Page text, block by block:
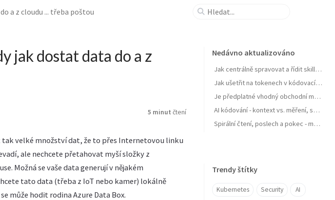
a z cloudu ... třeba poštou
jak dostat data do a z
5 minut čtení
velké množství dat, že to přes Internetovou linku
ale nechcete přetahovat myší složky z
Možná se vaše data generují v nějakém
tato data (třeba z IoT nebo kamer) lokálně
může hodit rodina Azure Data Box.
Nedávno aktualizováno
Jak centrálně spravovat a řídit skills pro agenty a zejména jejich samostatné zlepšování
Jak ušetřit na tokenech v kódovacích agentech typu GitHub Copilot
Je předplatné vhodný obchodní model pro AI produkt? Zdražuje AI? Zdražují tokeny? Nebo se jen najíždí na férový model?
AI kódování - kontext vs. měření, software jako paměť, váš software se učit nebudu, OpenClaw a chytrá domácnost
Spirální čtení, poslech a pokec - moje AI workflow pro nasání knihy do mozku
Trendy štítky
Kubernetes Security AI